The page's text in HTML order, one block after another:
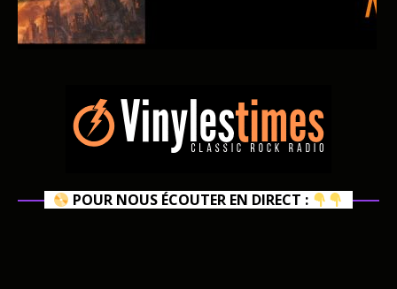
POUR NOUS ÉCOUTER EN DIRECT :